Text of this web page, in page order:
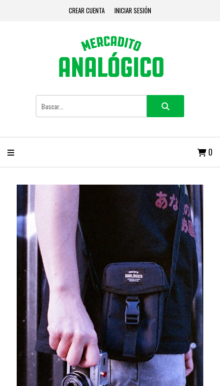
CREAR CUENTA INICIAR SESIÓN
0